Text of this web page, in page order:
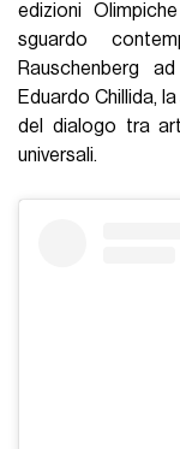
edizioni
sguardo
Rauschenberg
Eduardo Chillida,
del dialogo tra
universali.